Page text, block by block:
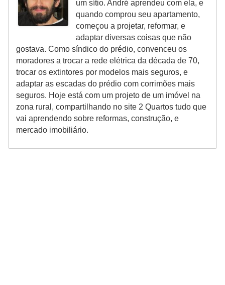
um sítio. André aprendeu com ela, e
quando comprou seu apartamento,
começou a projetar, reformar, e
adaptar diversas coisas que não
gostava. Como síndico do prédio, convenceu os
moradores a trocar a rede elétrica da década de 70,
trocar os extintores por modelos mais seguros, e
adaptar as escadas do prédio com corrimões mais
seguros. Hoje está com um projeto de um imóvel na
zona rural, compartilhando no site 2 Quartos tudo que
vai aprendendo sobre reformas, construção, e
mercado imobiliário.